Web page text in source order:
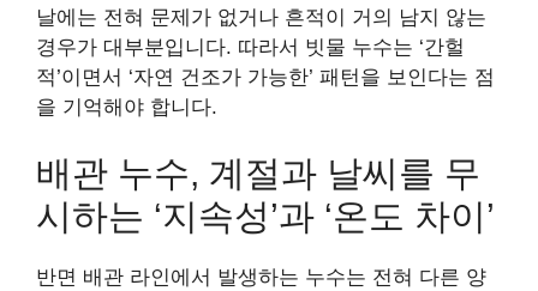
날에는 전혀 문제가 없거나 흔적이 거의 남지 않는
경우가 대부분입니다. 따라서 빗물 누수는 ‘간헐
적’이면서 ‘자연 건조가 가능한’ 패턴을 보인다는 점
을 기억해야 합니다.
배관 누수, 계절과 날씨를 무
시하는 ‘지속성’과 ‘온도 차이’
반면 배관 라인에서 발생하는 누수는 전혀 다른 양